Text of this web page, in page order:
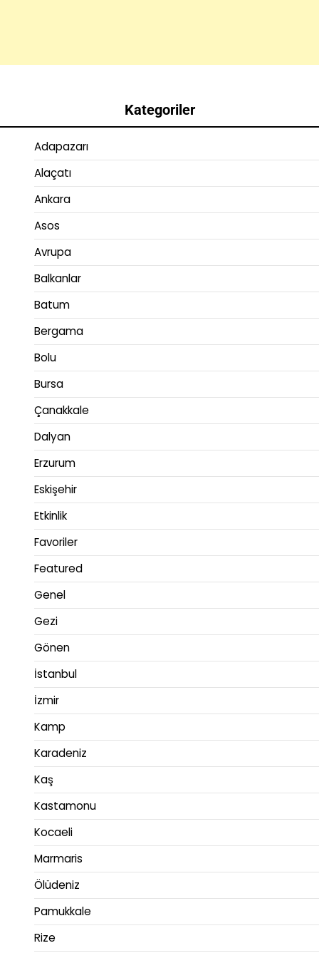
Kategoriler
Adapazarı
Alaçatı
Ankara
Asos
Avrupa
Balkanlar
Batum
Bergama
Bolu
Bursa
Çanakkale
Dalyan
Erzurum
Eskişehir
Etkinlik
Favoriler
Featured
Genel
Gezi
Gönen
İstanbul
İzmir
Kamp
Karadeniz
Kaş
Kastamonu
Kocaeli
Marmaris
Ölüdeniz
Pamukkale
Rize